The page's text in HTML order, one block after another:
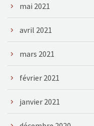
mai 2021
avril 2021
mars 2021
février 2021
janvier 2021